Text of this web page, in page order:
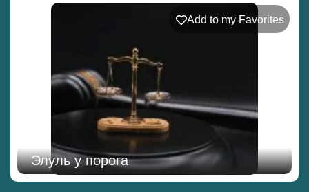
Add to my Favorites
Элуль у порога